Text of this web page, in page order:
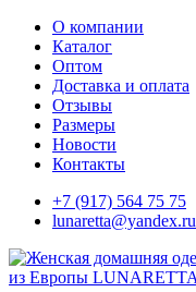
Skip
content
О компании
Каталог
Оптом
Доставка и оплата
Отзывы
Размеры
Новости
Контакты
+7 (917) 564 75 75
lunaretta@yandex.ru